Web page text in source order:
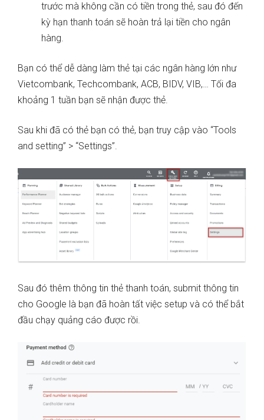
trước mà không cần có tiền trong thẻ, sau đó đến
kỳ hạn thanh toán sẽ hoàn trả lại tiền cho ngân
hàng.
Bạn có thể dễ dàng làm thẻ tại các ngân hàng lớn như
Vietcombank, Techcombank, ACB, BIDV, VIB,… Tối đa
khoảng 1 tuần bạn sẽ nhận được thẻ.
Sau khi đã có thẻ bạn có thẻ, bạn truy cập vào “Tools
and setting” > “Settings”.
Sau đó thêm thông tin thẻ thanh toán, submit thông tin
cho Google là bạn đã hoàn tất việc setup và có thể bắt
đầu chạy quảng cáo được rồi.